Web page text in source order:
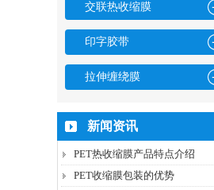
交联热收缩膜
印字胶带
拉伸缠绕膜
新闻资讯
PET热收缩膜产品特点介绍
PET收缩膜包装的优势